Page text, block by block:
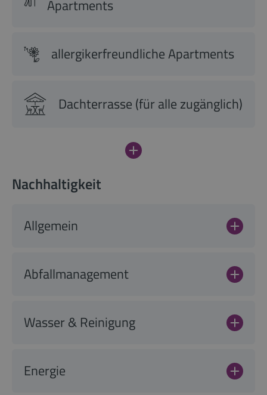
Apartments
allergikerfreundliche Apartments
Dachterrasse (für alle zugänglich)
Nachhaltigkeit
Allgemein
Abfallmanagement
Wasser & Reinigung
Energie